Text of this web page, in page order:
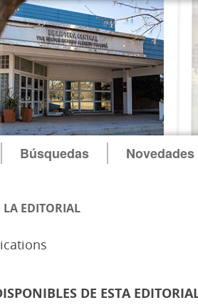
Búsquedas Novedades
EDITORIAL
DE ESTA